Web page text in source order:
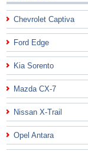
Chevrolet Captiva
Ford Edge
Kia Sorento
Mazda CX-7
Nissan X-Trail
Opel Antara